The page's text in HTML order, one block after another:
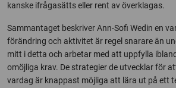
kanske ifrågasätts eller rent av överklagas.
Sammantaget beskriver Ann-Sofi Wedin en
förändring och aktivitet är regel snarare än
mitt i detta och arbetar med att uppfylla
omöjliga krav. De strategier de utvecklar för
vardag är knappast möjliga att lära ut på ett